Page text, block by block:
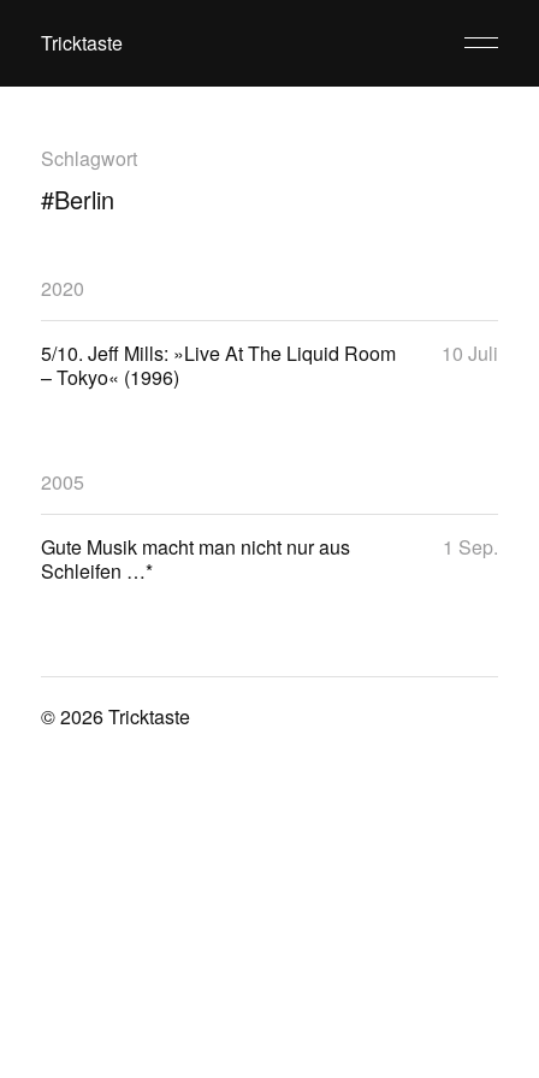
Tricktaste
Schlagwort
#Berlin
2020
5/10. Jeff Mills: »Live At The Liquid Room
– Tokyo« (1996)
10 Juli
2005
Gute Musik macht man nicht nur aus
Schleifen …*
1 Sep.
© 2026Tricktaste